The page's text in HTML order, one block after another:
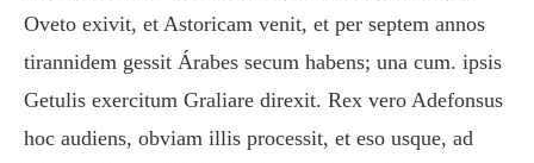
Oveto exivit, et Astoricam venit, et per septem annos
tirannidem gessit Árabes secum habens; una cum. ipsis
Getulis exercitum Graliare direxit. Rex vero Adefonsus
hoc audiens, obviam illis processit, et eso usque, ad